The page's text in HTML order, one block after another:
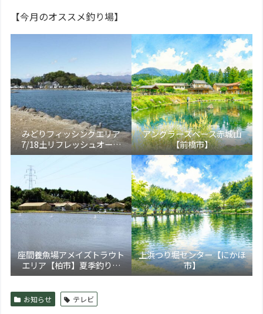
【今月のオススメ釣り場】
みどりフィッシングエリア
7/18土リフレッシュオープ
ン！【大田原市】
アングラーズベース赤城山
【前橋市】
座間養魚場アメイズトラウト
エリア【柏市】夏季釣り場
5/17より新装オープン！トラ
上浜つり堀センター【にかほ
市】
お知らせ テレビ